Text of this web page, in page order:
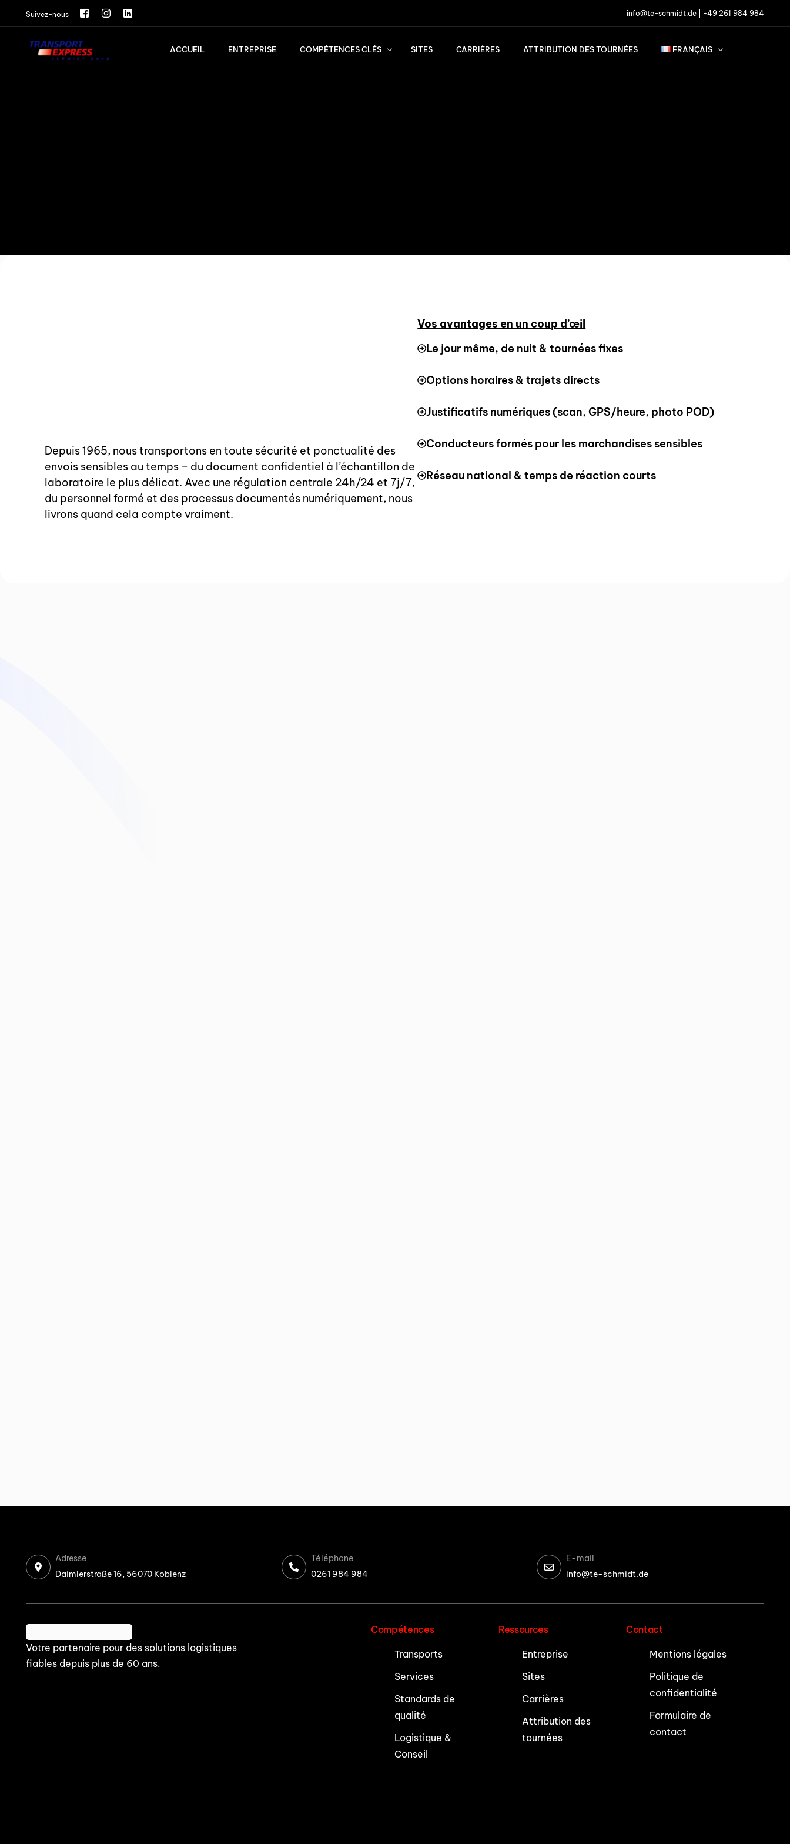
Suivez-nous info@te-schmidt.de +49 261 984 984
ACCUEIL ENTREPRISE COMPÉTENCES CLÉS SITES CARRIÈRES ATTRIBUTION DES TOURNÉES FRANÇAIS
Depuis 1965, nous transportons en toute sécurité et ponctualité des
envois sensibles au temps – du document confidentiel à l’échantillon de
laboratoire le plus délicat. Avec une régulation centrale 24h/24 et 7j/7,
du personnel formé et des processus documentés numériquement, nous
livrons quand cela compte vraiment.
Vos avantages en un coup d’œil
Le jour même, de nuit & tournées fixes
Options horaires & trajets directs
Justificatifs numériques (scan, GPS/heure, photo POD)
Conducteurs formés pour les marchandises sensibles
Réseau national & temps de réaction courts
Adresse
Daimlerstraße 16, 56070 Koblenz
Téléphone
0261 984 984
E-mail
info@te-schmidt.de
Votre partenaire pour des solutions logistiques
fiables depuis plus de 60 ans.
Compétences
Transports
Services
Standards de
qualité
Logistique &
Conseil
Ressources
Entreprise
Sites
Carrières
Attribution des
tournées
Contact
Mentions légales
Politique de
confidentialité
Formulaire de
contact